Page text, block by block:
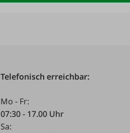
Telefonisch erreichbar:
Mo - Fr:
07:30 - 17.00 Uhr
Sa: